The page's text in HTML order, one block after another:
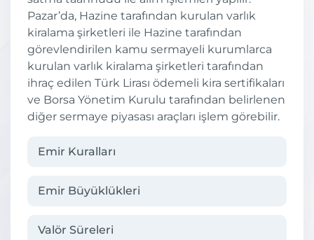
Pazar’da, Hazine tarafından kurulan varlık
kiralama şirketleri ile Hazine tarafından
görevlendirilen kamu sermayeli kurumlarca
kurulan varlık kiralama şirketleri tarafından
ihraç edilen Türk Lirası ödemeli kira sertifikaları
ve Borsa Yönetim Kurulu tarafından belirlenen
diğer sermaye piyasası araçları işlem görebilir.
Emir Kuralları
Emir Büyüklükleri
Valör Süreleri